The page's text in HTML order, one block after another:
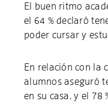
El buen ritmo
el 64 % declaró
poder cursar y
En relación con la
alumnos aseguró
en su casa, y el 78